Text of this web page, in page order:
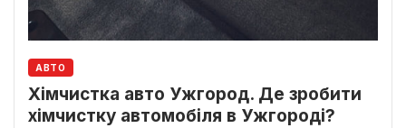
АВТО
Хімчистка авто Ужгород. Де зробити
хімчистку автомобіля в Ужгороді?